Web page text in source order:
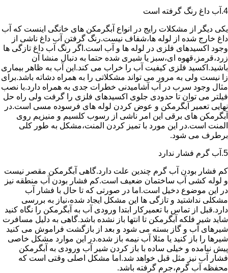
4.آب داغ رنگ گرفته است
یکی دیگر از مشکلات رایج در انواع آبگرمکن های خانگی اینست که آب
داغ خارج شده از لوله ها،شفاف نیست.رنگ گرفتن آب داغ ناشی از
وجود اکسیدهای فلزی در لوله ها و آب است.اگر رنگ آب داغ تازگی ها
زرد،قرمز،قهوه ای،سبز یا شیری شده حتما به دنبال منشا آن
باشید.اکسید فلزی کیفیت آب را خراب می کند.این آب به ظاهر بیماری
زا نیست ولی به مرور می تواند مشکلاتی را به همراه دشاته باشد.برای
مثال وجود سرب در آب آشامیدنی خطرات جدی به همراه دارد.با نصب
فیلتر می توان تا حدودی جلوی اکسیدهای فلزی را گرفت ولی راه حل
نهایی تعمیر آبگرمکن و عوض کردن لوله های فرسوده مسی است.در
آبگرمکن های برقی این امر ناشی از رسوب کلسیم و منیزیم روی
المنت است.در این مورد با تمیز کردن المنت،مشکل به طور کلی
برطرف می شود.
5.آب گرم فشار ندارد
کم فشار بودن آب گرم چندین علت دارد.گاهی آبگرمکن مقصر نیست
و لوله کشی آب ساختمان ضعیف است.کم فشار بودن آب منطقه نیز
در این موضوع دخیل است.اما در صورتی که تا حال با فشار آب
مشکلی نداشتید و تازگی ها این مشکل ایجاد شده،نیاز به بررسی
دارد.قبل از تماس با تعمیرکار ابتدا ورودی آب به آبگرمکن را نگاه کنید
شاید شیر فلکه آبگرمکن تا انتها باز نشده باشد.گاهی به دلیل مسافرت
شیرهای آب و گاز بسته می شود و بعد از بازگشت فراموش می کنید
شیرها را باز کنید یا مثلا آب نیمه باز شده.در این موارد مشکل خاصی
پیش نیامده و خیلی ساده با باز کردن شیر آب ورودی به آبگرمکن
فشار آب نیز مثل قبل خواهد شد.اما مشکل اصلی وقتی است که
محفظه آب گرم،جرم گرفته باشد.